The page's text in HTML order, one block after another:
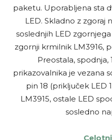
paketu. Uporabljena sta
LED. Skladno z zgoraj
soslednjih LED
zgornji krmilnik LM3916,
Preostala, spodnja,
prikazovalnika je vezana
pin 18 (priključek LED
LM3915, ostale LED
sosledno